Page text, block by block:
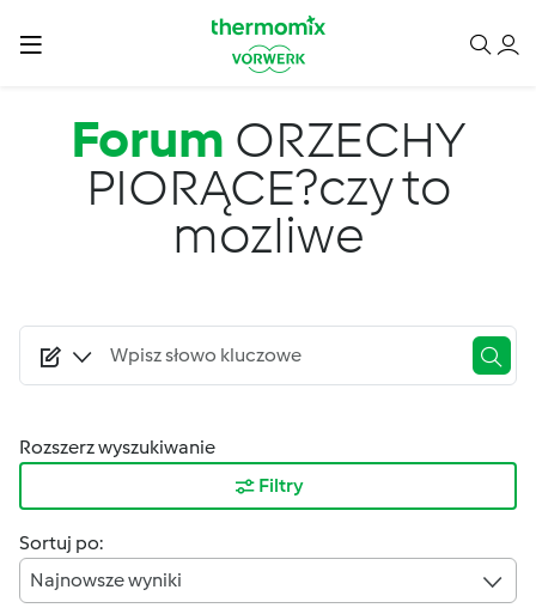
Forum ORZECHY
PIORĄCE?czy to
mozliwe
Rozszerz wyszukiwanie
Filtry
Sortuj po:
Najnowsze wyniki